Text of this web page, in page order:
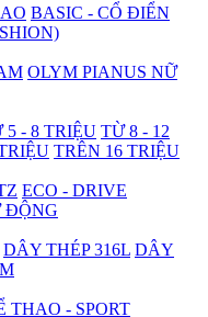
BASIC - CỔ ĐIỂN
OLYM PIANUS NỮ
5 - 8 TRIỆU TỪ 8 - 12
TRÊN 16 TRIỆU
ECO - DRIVE
ĐỘNG
DÂY THÉP 316L DÂY
THAO - SPORT